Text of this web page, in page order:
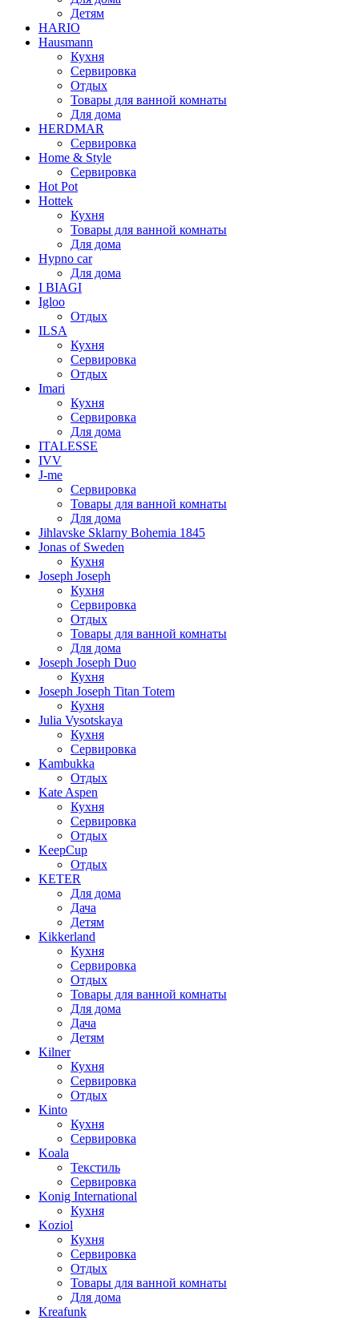
Детям
HARIO
Hausmann
Кухня
Сервировка
Отдых
Товары для ванной комнаты
Для дома
HERDMAR
Сервировка
Home & Style
Сервировка
Hot Pot
Hottek
Кухня
Товары для ванной комнаты
Для дома
Hypno car
Для дома
I BIAGI
Igloo
Отдых
ILSA
Кухня
Сервировка
Отдых
Imari
Кухня
Сервировка
Для дома
ITALESSE
IVV
J-me
Сервировка
Товары для ванной комнаты
Для дома
Jihlavske Sklarny Bohemia 1845
Jonas of Sweden
Кухня
Joseph Joseph
Кухня
Сервировка
Отдых
Товары для ванной комнаты
Для дома
Joseph Joseph Duo
Кухня
Joseph Joseph Titan Totem
Кухня
Julia Vysotskaya
Кухня
Сервировка
Kambukka
Отдых
Kate Aspen
Кухня
Сервировка
Отдых
KeepCup
Отдых
KETER
Для дома
Дача
Детям
Kikkerland
Кухня
Сервировка
Отдых
Товары для ванной комнаты
Для дома
Дача
Детям
Kilner
Кухня
Сервировка
Отдых
Kinto
Кухня
Сервировка
Koala
Текстиль
Сервировка
Konig International
Кухня
Koziol
Кухня
Сервировка
Отдых
Товары для ванной комнаты
Для дома
Kreafunk